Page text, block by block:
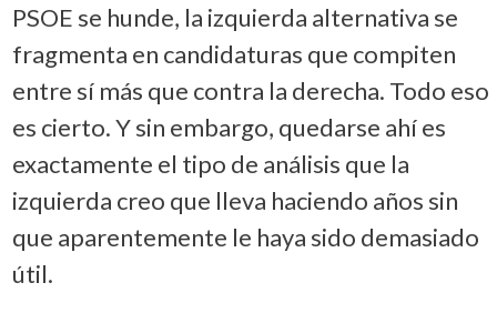
PSOE se hunde, la izquierda alternativa se
fragmenta en candidaturas que compiten
entre sí más que contra la derecha. Todo eso
es cierto. Y sin embargo, quedarse ahí es
exactamente el tipo de análisis que la
izquierda creo que lleva haciendo años sin
que aparentemente le haya sido demasiado
útil.